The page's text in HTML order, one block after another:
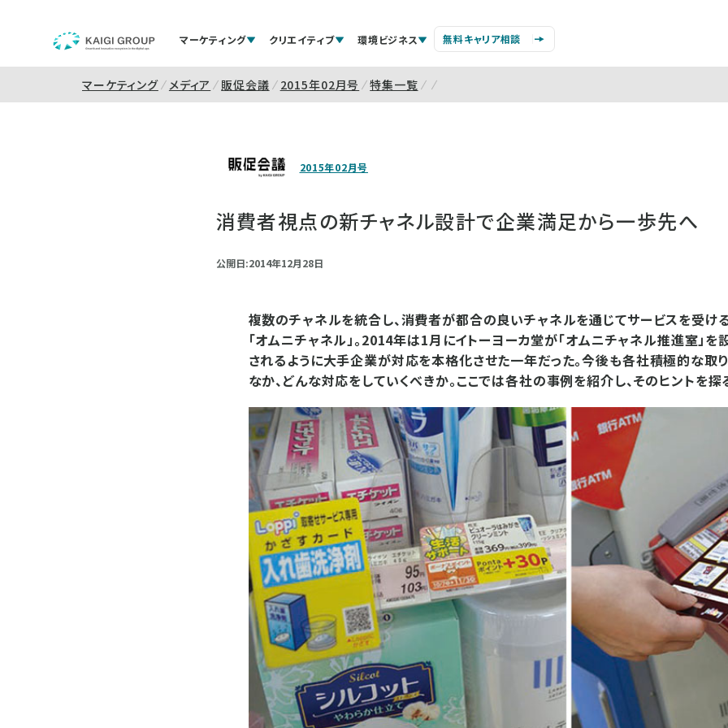
マーケティング クリエイティブ 環境ビジネス 無料キャリア相談
マーケティング メディア 販促会議 2015年02月号 特集一覧
2015年02月号
消費者視点の新チャネル設計で企業満足から一歩先へ
公開日:2014年12月28日
複数のチャネルを統合し、消費者が都合の良いチャネルを通じてサービスを受け
「オムニチャネル」。2014年は1月にイトーヨーカ堂が「オムニチャネル推進室」を
されるように大手企業が対応を本格化させた一年だった。今後も各社積極的な取
なか、どんな対応をしていくべきか。ここでは各社の事例を紹介し、そのヒントを探